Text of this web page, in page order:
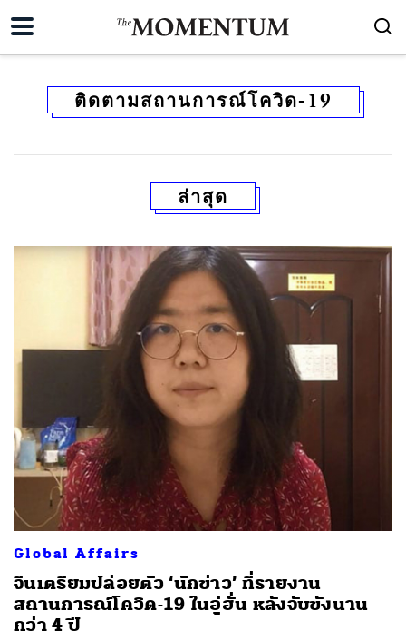
ติดตามสถานการณ์โควิด-19
ล่าสุด
Global Affairs
จีนเตรียมปล่อยตัว ‘นักข่าว’ ที่รายงาน
สถานการณ์โควิด-19 ในอู่ฮั่น หลังจับขังนาน
กว่า 4 ปี